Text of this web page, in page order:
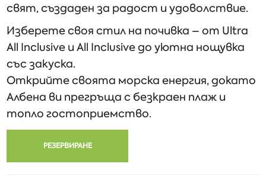
свят, създаден за радост и удоволствие.
Изберете своя стил на почивка – от Ultra
All Inclusive и All Inclusive до уютна нощувка
със закуска.
Открийте своята морска енергия, докато
Албена ви прегръща с безкраен плаж и
топло гостоприемство.
РЕЗЕРВИРАНЕ